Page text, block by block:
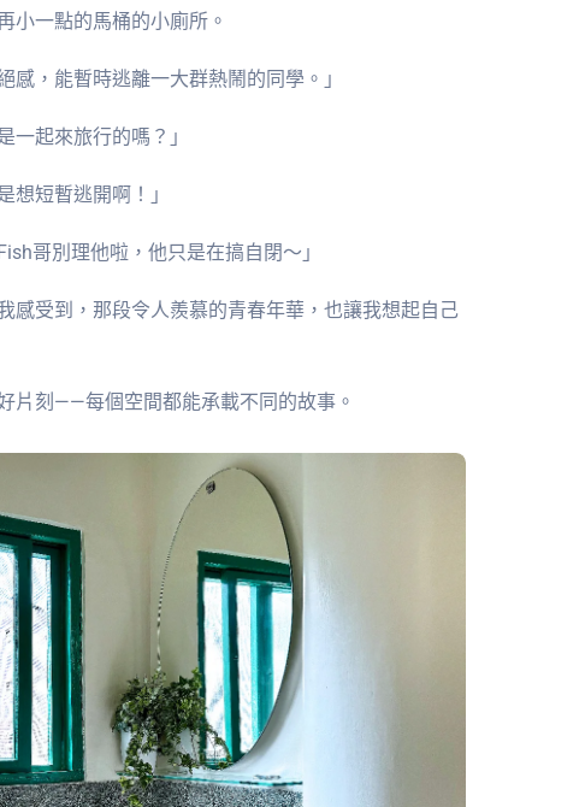
小一點的馬桶的小廁所。
感，能暫時逃離一大群熱鬧的同學。」
一起來旅行的嗎？」
想短暫逃開啊！」
哥別理他啦，他只是在搞自閉～」
感受到，那段令人羨慕的青春年華，也讓我想起自己
片刻——每個空間都能承載不同的故事。